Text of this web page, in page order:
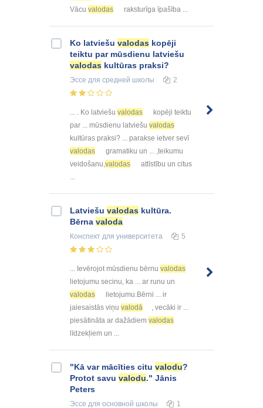
Vācu valodas raksturīga īpašība ...
Ko latviešu valodas kopēji
teiktu par mūsdienu latviešu
valodas kultūras praksi?
Эссе для средней школы 2
... . Ko latviešu valodas
kopēji teiktu
par ... mūsdienu latviešu valodas
kultūras praksi? ... parakse ietver sevī
valodas
gramatiku un ... ,teikumu
veidošanu,valodas
attīstību un citus
...
Latviešu valodas kultūra.
Bērna valoda
Конспект для университета 5
... Ievērojot mūsdienu bērnu valodas
lietojumu secinu, ka ... ar runu un
valodas
lietojumu.Bērni ... ir
jaiesaistās viņu valodā
, vecāki ir ...
piesātināta ar dažādiem valodas
līdzekļiem un ...
"Kā var mācīties citu valodu?
Protot savu valodu." Jānis
Peters
Эссе для основной школы 1